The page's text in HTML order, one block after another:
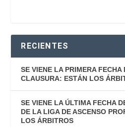
RECIENTES
SE VIENE LA PRIMERA FECHA
CLAUSURA: ESTÁN LOS
SE VIENE LA ÚLTIMA FECHA
DE LA LIGA DE ASCENSO
LOS ÁRBITROS